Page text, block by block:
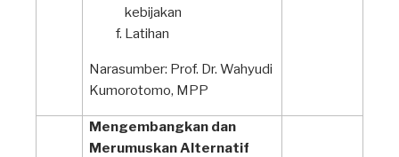
kebijakan
Latihan
Narasumber: Prof. Dr. Wahyudi
Kumorotomo, MPP
Mengembangkan dan
Merumuskan Alternatif